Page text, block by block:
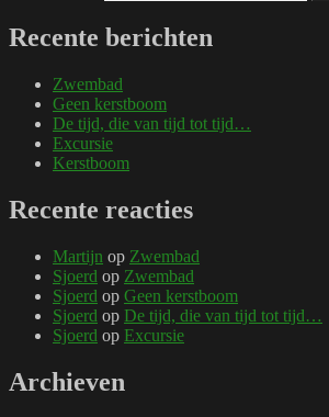
Recente berichten
Zwembad
Geen kerstboom
De tijd, die van tijd tot tijd…
Excursie
Kerstboom
Recente reacties
Martijn op Zwembad
Sjoerd op Zwembad
Sjoerd op Geen kerstboom
Sjoerd op De tijd, die van tijd tot tijd…
Sjoerd op Excursie
Archieven